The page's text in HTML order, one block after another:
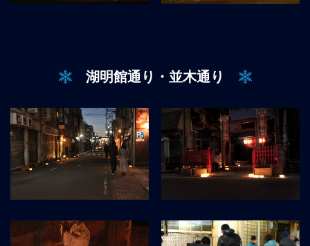
湖明館通り・並木通り